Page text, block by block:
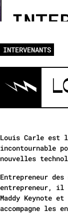
INTERVENANTS
Louis Carle est
incontournable
nouvelles
Entrepreneur
entrepreneur, il
Maddy Keynote
accompagne les